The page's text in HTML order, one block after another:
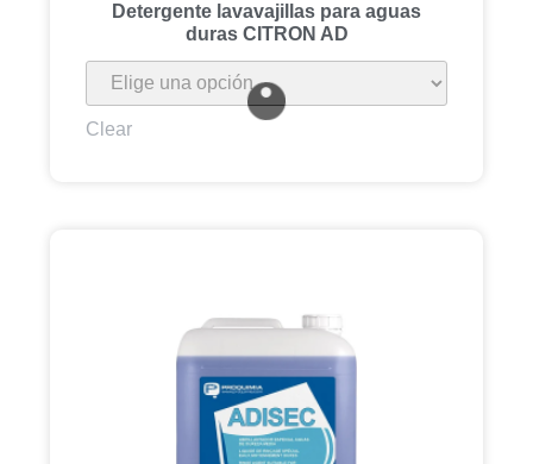
Detergente lavavajillas para aguas
duras CITRON AD
Clear